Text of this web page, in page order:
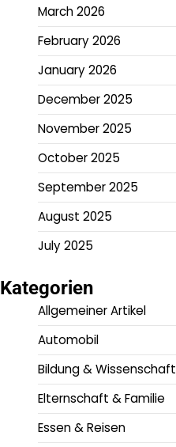
March 2026
February 2026
January 2026
December 2025
November 2025
October 2025
September 2025
August 2025
July 2025
Kategorien
Allgemeiner Artikel
Automobil
Bildung & Wissenschaft
Elternschaft & Familie
Essen & Reisen